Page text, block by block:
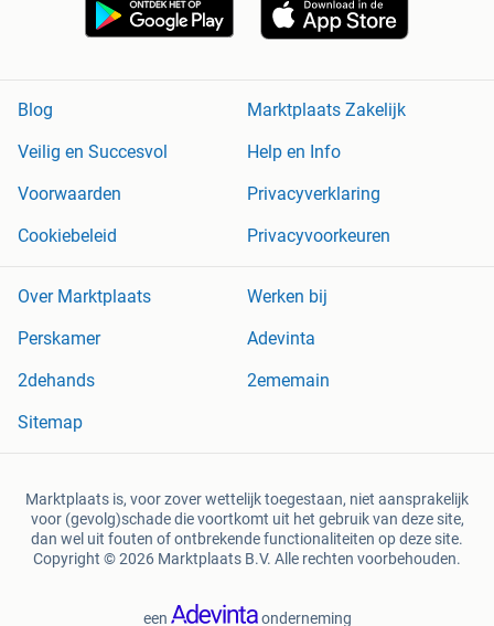
Blog
Marktplaats Zakelijk
Veilig en Succesvol
Help en Info
Voorwaarden
Privacyverklaring
Cookiebeleid
Privacyvoorkeuren
Over Marktplaats
Werken bij
Perskamer
Adevinta
2dehands
2ememain
Sitemap
Marktplaats is, voor zover wettelijk toegestaan, niet aansprakelijk
voor (gevolg)schade die voortkomt uit het gebruik van deze site,
dan wel uit fouten of ontbrekende functionaliteiten op deze site.
Copyright © 2026 Marktplaats B.V. Alle rechten voorbehouden.
een onderneming